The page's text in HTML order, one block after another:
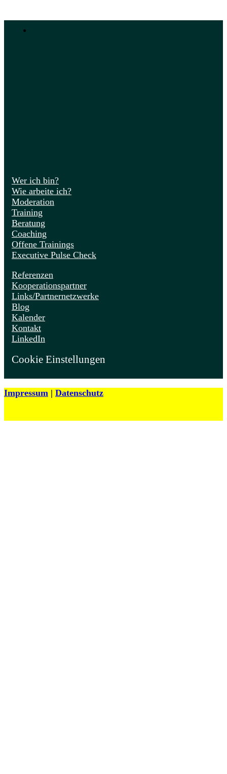
Wer ich bin?
Wie arbeite ich?
Moderation
Training
Beratung
Coaching
Offene Trainings
Executive Pulse Check
Referenzen
Kooperationspartner
Links/Partnernetzwerke
Blog
Kalender
Kontakt
LinkedIn
Cookie Einstellungen
Impressum | Datenschutz